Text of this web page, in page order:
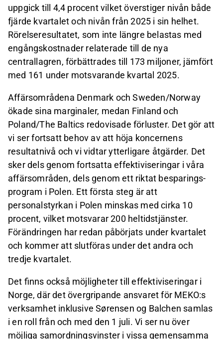
uppgick till 4,4 procent vilket överstiger nivån både
fjärde kvartalet och nivån från 2025 i sin helhet.
Rörelseresultatet, som inte längre belastas med
engångskostnader relaterade till de nya
centrallagren, förbättrades till 173 miljoner, jämfört
med 161 under motsvarande kvartal 2025.
Affärsområdena Denmark och Sweden/Norway
ökade sina marginaler, medan Finland och
Poland/The Baltics redovisade förluster. Det gör att
vi ser fortsatt behov av att höja koncernens
resultatnivå och vi vidtar ytterligare åtgärder. Det
sker dels genom fortsatta effektiviseringar i våra
affärsområden, dels genom ett riktat besparings-
program i Polen. Ett första steg är att
personalstyrkan i Polen minskas med cirka 10
procent, vilket motsvarar 200 heltidstjänster.
Förändringen har redan påbörjats under kvartalet
och kommer att slutföras under det andra och
tredje kvartalet.
Det finns också möjligheter till effektiviseringar i
Norge, där det övergripande ansvaret för MEKO:s
verksamhet inklusive Sørensen og Balchen samlas
i en roll från och med den 1 juli. Vi ser nu över
möjliga samordningsvinster i vissa gemensamma